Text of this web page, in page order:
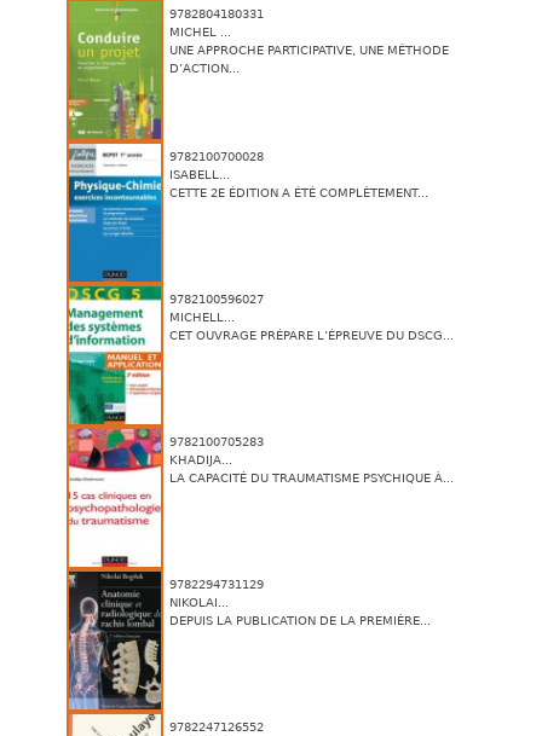
9782804180331
MICHEL ...
UNE APPROCHE PARTICIPATIVE, UNE MÉTHODE
D’ACTION...
9782100700028
ISABELL...
CETTE 2E ÉDITION A ÉTÉ COMPLÈTEMENT...
9782100596027
MICHELL...
CET OUVRAGE PRÉPARE L’ÉPREUVE DU DSCG...
9782100705283
KHADIJA...
LA CAPACITÉ DU TRAUMATISME PSYCHIQUE À...
9782294731129
NIKOLAI...
DEPUIS LA PUBLICATION DE LA PREMIÈRE...
9782247126552